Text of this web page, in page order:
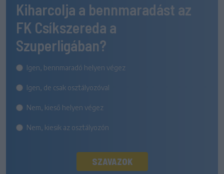
Kiharcolja a bennmaradást az
FK Csíkszereda a
Szuperligában?
Igen, bennmaradó helyen végez
Igen, de csak osztályozóval
Nem, kieső helyen végez
Nem, kiesik az osztályozón
SZAVAZOK